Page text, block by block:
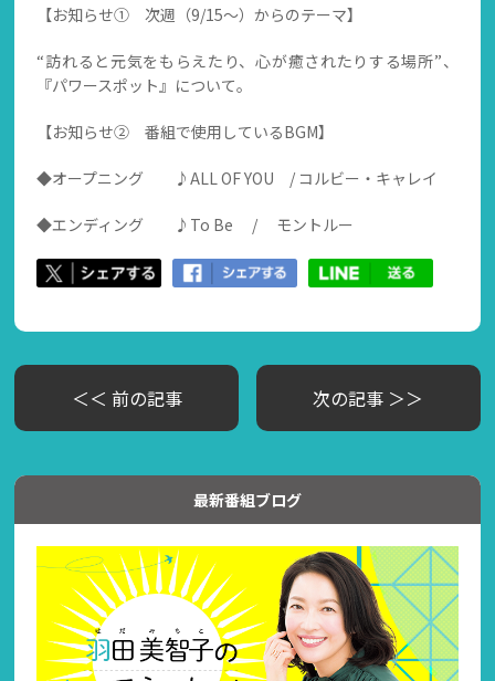
【お知らせ① 次週（9/15～）からのテーマ】
“訪れると元気をもらえたり、心が癒されたりする場所”、
『パワースポット』について。
【お知らせ② 番組で使用しているBGM】
◆オープニング ♪ALL OF YOU / コルビー・キャレイ
◆エンディング ♪To Be / モントルー
＜＜ 前の記事 次の記事 ＞＞
最新番組ブログ